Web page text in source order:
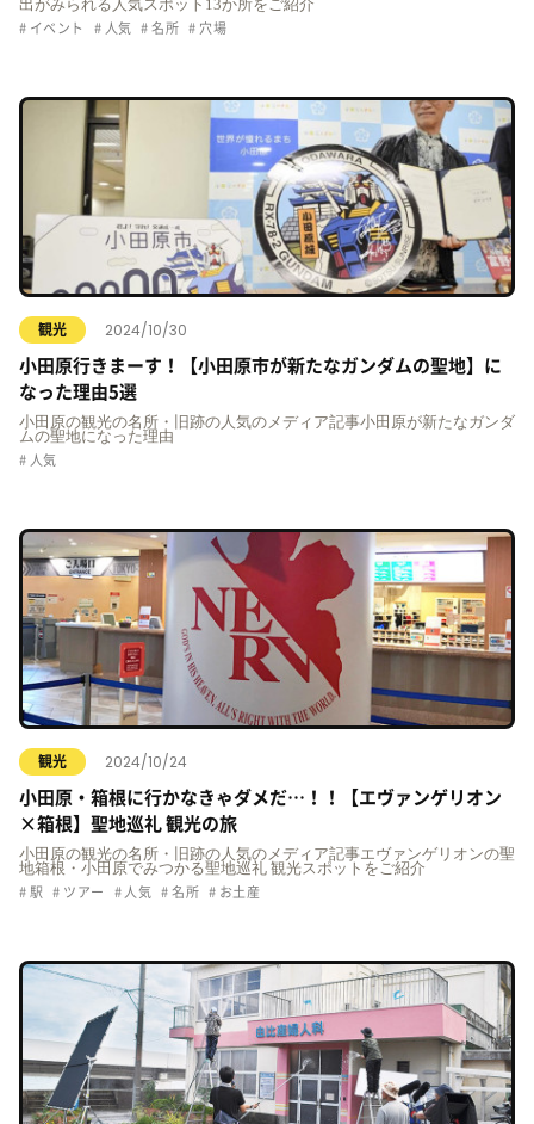
出がみられる人気スポット13か所をご紹介
イベント 人気 名所 穴場
観光 2024/10/30
小田原行きまーす！【小田原市が新たなガンダムの聖地】に
なった理由5選
小田原の観光の名所・旧跡の人気のメディア記事小田原が新たなガンダ
ムの聖地になった理由
人気
観光 2024/10/24
小田原・箱根に行かなきゃダメだ…！！【エヴァンゲリオン
×箱根】聖地巡礼 観光の旅
小田原の観光の名所・旧跡の人気のメディア記事エヴァンゲリオンの聖
地箱根・小田原でみつかる聖地巡礼 観光スポットをご紹介
駅 ツアー 人気 名所 お土産